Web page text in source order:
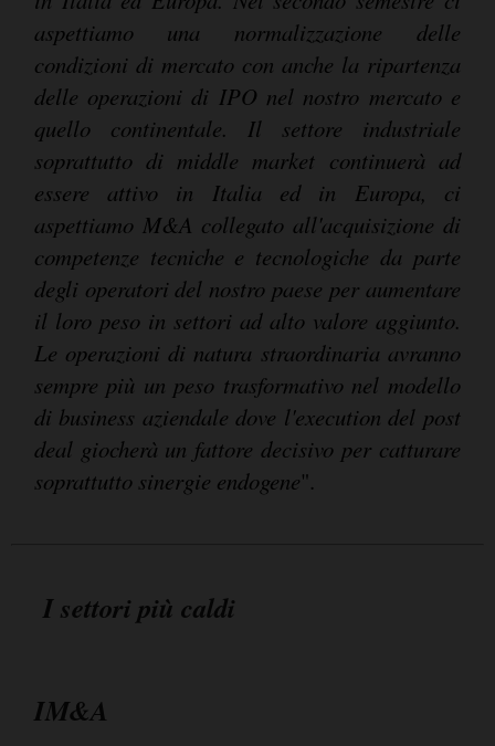
aspettiamo una normalizzazione delle
condizioni di mercato con anche la ripartenza
delle operazioni di IPO nel nostro mercato e
quello continentale. Il settore industriale
soprattutto di middle market continuerà ad
essere attivo in Italia ed in Europa, ci
aspettiamo M&A collegato all'acquisizione di
competenze tecniche e tecnologiche da parte
degli operatori del nostro paese per aumentare
il loro peso in settori ad alto valore aggiunto.
Le operazioni di natura straordinaria avranno
sempre più un peso trasformativo nel modello
di business aziendale dove l'execution del post
deal giocherà un fattore decisivo per catturare
soprattutto sinergie endogene".
I settori più caldi
IM&A